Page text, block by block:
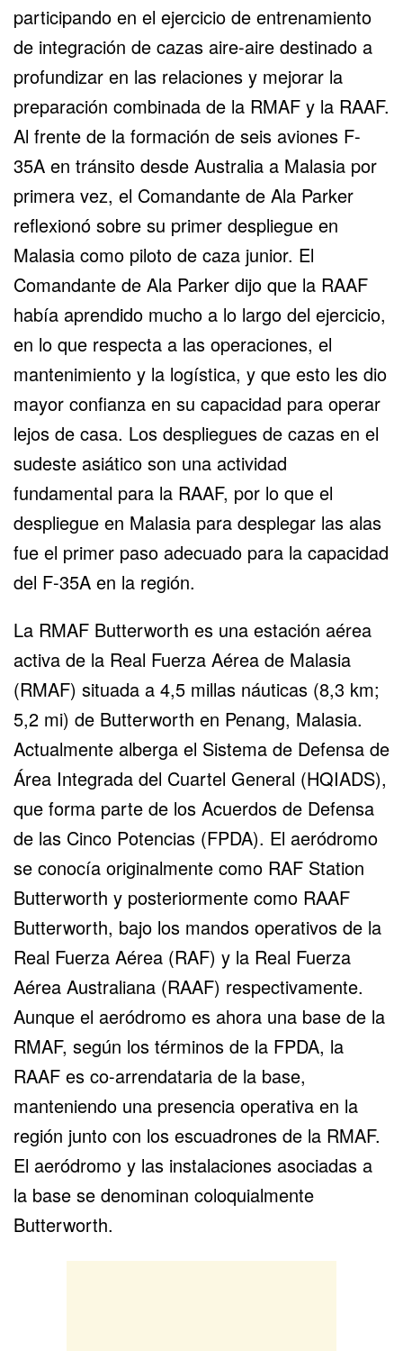
participando en el ejercicio de entrenamiento
de integración de cazas aire-aire destinado a
profundizar en las relaciones y mejorar la
preparación combinada de la RMAF y la RAAF.
Al frente de la formación de seis aviones F-
35A en tránsito desde Australia a Malasia por
primera vez, el Comandante de Ala Parker
reflexionó sobre su primer despliegue en
Malasia como piloto de caza junior. El
Comandante de Ala Parker dijo que la RAAF
había aprendido mucho a lo largo del ejercicio,
en lo que respecta a las operaciones, el
mantenimiento y la logística, y que esto les dio
mayor confianza en su capacidad para operar
lejos de casa. Los despliegues de cazas en el
sudeste asiático son una actividad
fundamental para la RAAF, por lo que el
despliegue en Malasia para desplegar las alas
fue el primer paso adecuado para la capacidad
del F-35A en la región.
La RMAF Butterworth es una estación aérea
activa de la Real Fuerza Aérea de Malasia
(RMAF) situada a 4,5 millas náuticas (8,3 km;
5,2 mi) de Butterworth en Penang, Malasia.
Actualmente alberga el Sistema de Defensa de
Área Integrada del Cuartel General (HQIADS),
que forma parte de los Acuerdos de Defensa
de las Cinco Potencias (FPDA). El aeródromo
se conocía originalmente como RAF Station
Butterworth y posteriormente como RAAF
Butterworth, bajo los mandos operativos de la
Real Fuerza Aérea (RAF) y la Real Fuerza
Aérea Australiana (RAAF) respectivamente.
Aunque el aeródromo es ahora una base de la
RMAF, según los términos de la FPDA, la
RAAF es co-arrendataria de la base,
manteniendo una presencia operativa en la
región junto con los escuadrones de la RMAF.
El aeródromo y las instalaciones asociadas a
la base se denominan coloquialmente
Butterworth.